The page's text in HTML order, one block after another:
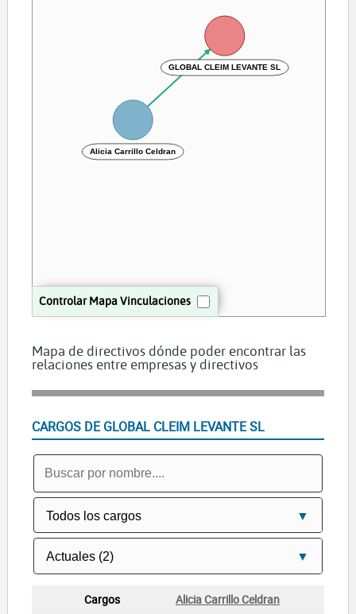
Controlar Mapa Vinculaciones
GLOBAL CLEIM LEVANTE SL
Alicia Carrillo Celdran
Mapa de directivos dónde poder encontrar las
relaciones entre empresas y directivos
CARGOS DE GLOBAL CLEIM LEVANTE SL
Alicia Carrillo Celdran